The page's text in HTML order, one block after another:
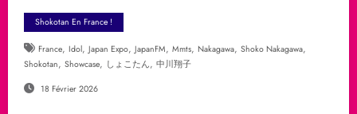
Shokotan En France !
France, Idol, Japan Expo, JapanFM, Mmts, Nakagawa, Shoko Nakagawa,
Shokotan, Showcase, しょこたん, 中川翔子
18 Février 2026